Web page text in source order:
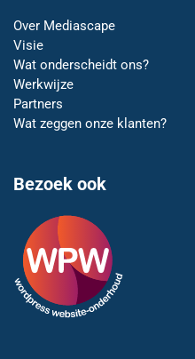
Over Mediascape
Visie
Wat onderscheidt ons?
Werkwijze
Partners
Wat zeggen onze klanten?
Bezoek ook